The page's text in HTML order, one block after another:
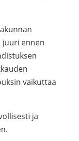
juuri ennen
vaikuttaa
ja